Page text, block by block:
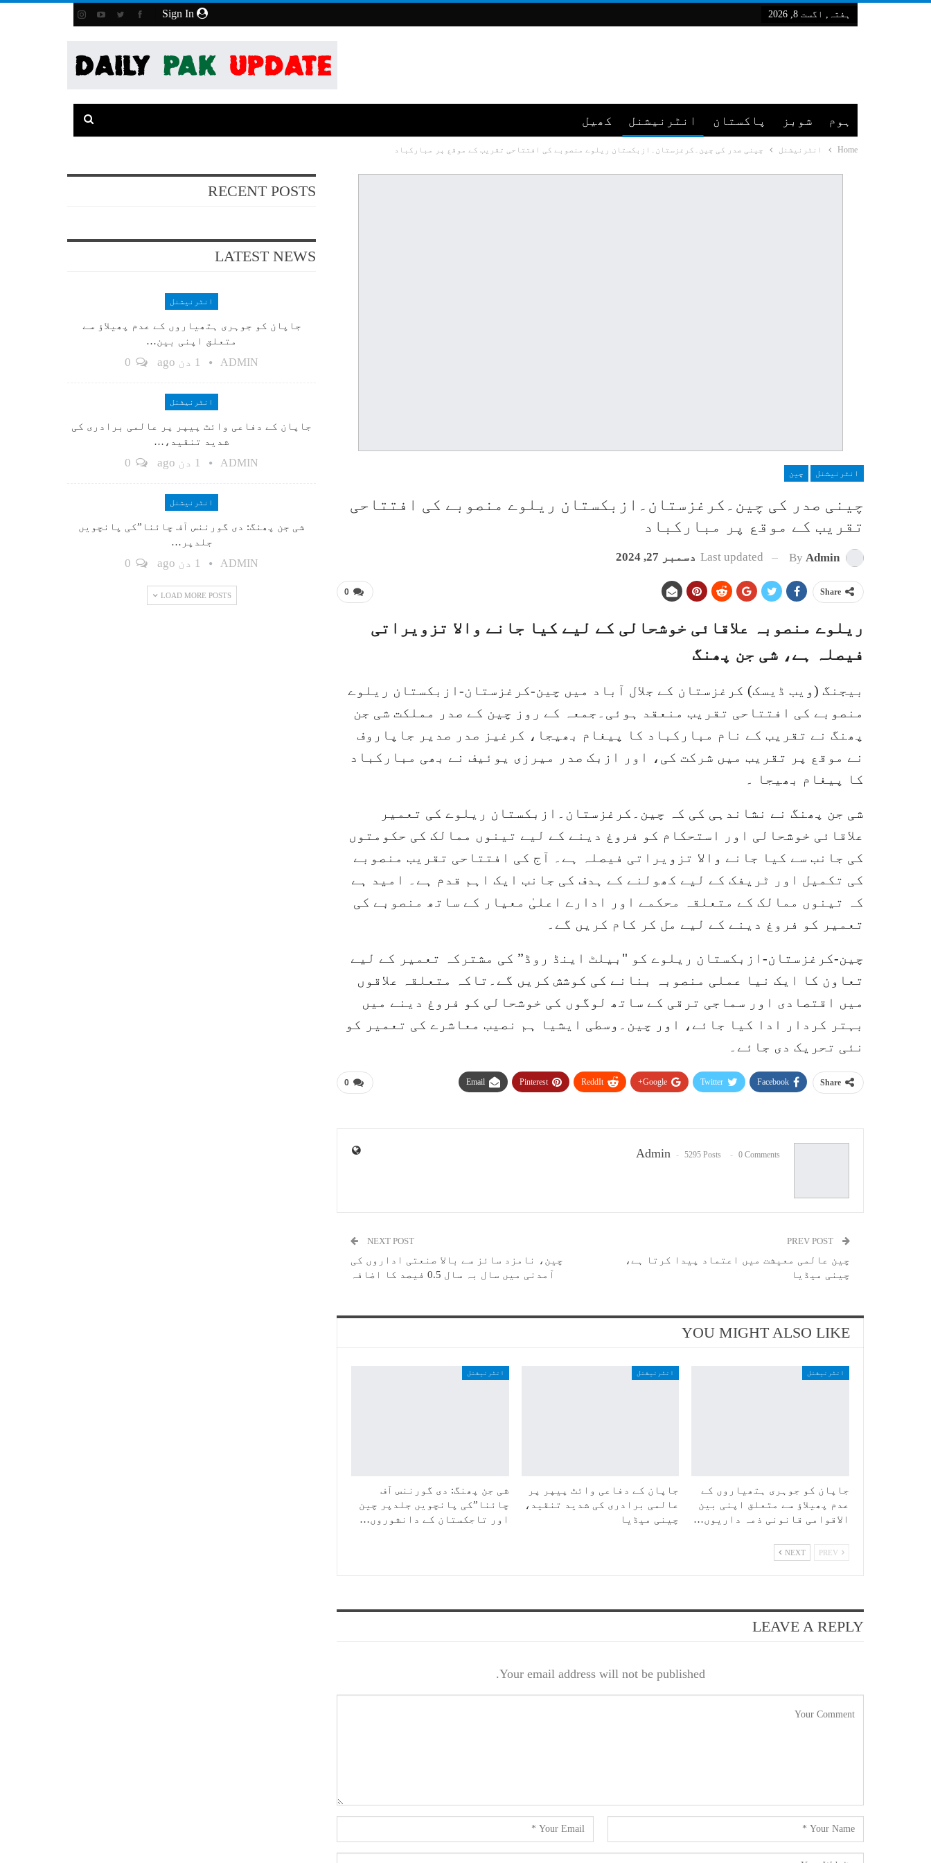
ہفتہ, اگست 8, 2026
ہوم شوبز پاکستان انٹرنیشنل کھیل
Home انٹرنیشنل چینی صدر کی چین۔کرغزستان۔ازبکستان ریلوے منصوبے کی افتتاحی تقریب کے موقع پر مبارکباد
انٹرنیشنل چین
چینی صدر کی چین۔کرغزستان۔ازبکستان ریلوے منصوبے کی افتتاحی
تقریب کے موقع پر مبارکباد
By Admin
Last updated دسمبر 27, 2024
0 Share
ریلوے منصوبہ علاقائی خوشحالی کے لیے کیا جانے والا تزویراتی
فیصلہ ہے، شی جن پھنگ
بیجنگ (ویب ڈیسک) کرغزستان کے جلال آباد میں چین-کرغزستان-ازبکستان ریلوے
منصوبے کی افتتاحی تقریب منعقد ہوئی۔جمعہ کے روز چین کے صدر مملکت شی جن
پھنگ نے تقریب کے نام مبارکباد کا پیغام بھیجا، کرغیز صدر صدیر جاپاروف
نے موقع پر تقریب میں شرکت کی، اور ازبک صدر میرزی یوئیف نے بھی مبارکباد
کا پیغام بھیجا ۔
شی جن پھنگ نے نشاندہی کی کہ چین۔کرغزستان۔ازبکستان ریلوے کی تعمیر
علاقائی خوشحالی اور استحکام کو فروغ دینے کے لیے تینوں ممالک کی حکومتوں
کی جانب سے کیا جانے والا تزویراتی فیصلہ ہے۔ آج کی افتتاحی تقریب منصوبے
کی تکمیل اور ٹریفک کے لیے کھولنے کے ہدف کی جانب ایک اہم قدم ہے۔ امید ہے
کہ تینوں ممالک کے متعلقہ محکمے اور ادارے اعلیٰ معیار کے ساتھ منصوبے کی
تعمیر کو فروغ دینے کے لیے مل کر کام کریں گے۔
چین-کرغزستان-ازبکستان ریلوے کو "بیلٹ اینڈ روڈ” کی مشترکہ تعمیر کے لیے
تعاون کا ایک نیا عملی منصوبہ بنانے کی کوشش کریں گے۔تاکہ متعلقہ علاقوں
میں اقتصادی اور سماجی ترقی کے ساتھ لوگوں کی خوشحالی کو فروغ دینے میں
بہتر کردار ادا کیا جائے، اور چین۔وسطی ایشیا ہم نصیب معاشرے کی تعمیر کو
نئی تحریک دی جائے۔
0 Share
Facebook
Twitter
Google+
ReddIt
Pinterest
Email
Admin 5295 Posts 0 Comments
چین عالمی معیشت میں اعتماد پیدا کرتا ہے،
چینی میڈیا
NEXT POST
چین، نامزد سائز سے بالا صنعتی اداروں کی
آمدنی میں سال بہ سال 0.5 فیصد کا اضافہ
YOU MIGHT ALSO LIKE
انٹرنیشنل
جاپان کو جوہری ہتھیاروں کے
عدم پھیلاؤ سے متعلق اپنی بین
الاقوامی قانونی ذمہ داریوں…
انٹرنیشنل
جاپان کے دفاعی وائٹ پیپر پر
عالمی برادری کی شدید تنقید،
چینی میڈیا
انٹرنیشنل
شی جن پھنگ: دی گورننس آف
چائنا”کی پانچویں جلدپر چین
اور تاجکستان کے دانشوروں…
NEXT
LEAVE A REPLY
Your email address will not be published.
RECENT POSTS
LATEST NEWS
انٹرنیشنل
جاپان کو جوہری ہتھیاروں کے عدم پھیلاؤ سے
متعلق اپنی بین…
ADMIN 1 دن ago
انٹرنیشنل
جاپان کے دفاعی وائٹ پیپر پر عالمی برادری کی
شدید تنقید،…
ADMIN 1 دن ago
انٹرنیشنل
شی جن پھنگ: دی گورننس آف چائنا”کی پانچویں
جلدپر…
ADMIN 1 دن ago
LOAD MORE POSTS